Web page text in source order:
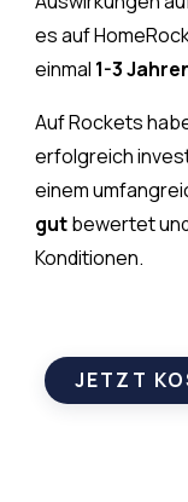
es auf
einmal 1-3
Auf Rockets
erfolgreich
einem
gutbewertet
Konditionen.
JETZT